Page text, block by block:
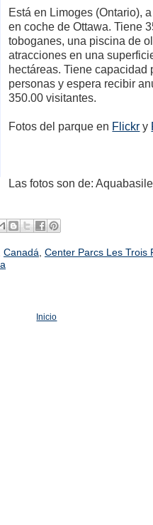
Está en Limoges (Ontario),
en coche de Ottawa. Tiene
toboganes, una piscina de
atracciones en una
hectáreas. Tiene capacidad
personas y espera recibir
350.00 visitantes.
Fotos del parque en Flickr y
Las fotos son de:
Canadá, Center Parcs Les Trois
Inicio